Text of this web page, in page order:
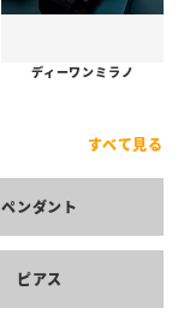
ディーワンミラノ
すべて見る
ペンダント
ピアス